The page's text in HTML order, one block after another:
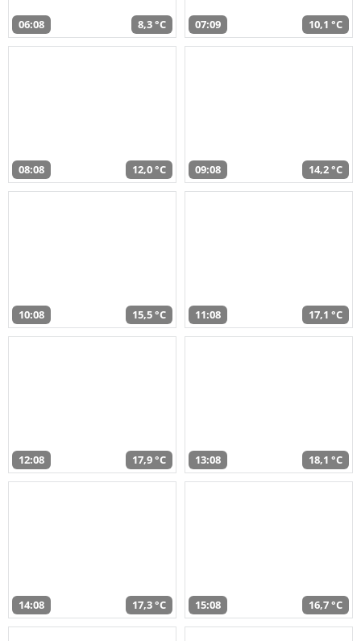
06:08 8,3 °C 07:09 10,1 °C
08:08 12,0 °C 09:08 14,2 °C
10:08 15,5 °C 11:08 17,1 °C
12:08 17,9 °C 13:08 18,1 °C
14:08 17,3 °C 15:08 16,7 °C